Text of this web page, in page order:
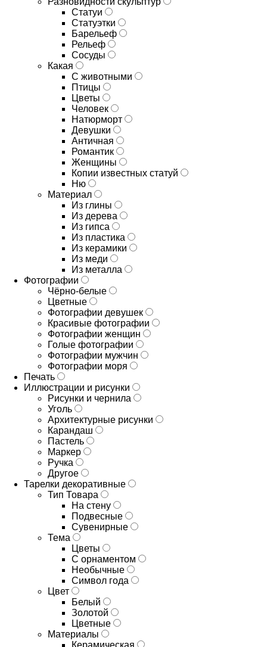
Статуи
Статуэтки
Барельеф
Рельеф
Сосуды
Какая
С животными
Птицы
Цветы
Человек
Натюрморт
Девушки
Античная
Романтик
Женщины
Копии известных статуй
Ню
Материал
Из глины
Из дерева
Из гипса
Из пластика
Из керамики
Из меди
Из металла
Фотографии
Чёрно-белые
Цветные
Фотографии девушек
Красивые фотографии
Фотографии женщин
Голые фотографии
Фотографии мужчин
Фотографии моря
Печать
Иллюстрации и рисунки
Рисунки и чернила
Уголь
Архитектурные рисунки
Карандаш
Пастель
Маркер
Ручка
Другое
Тарелки декоративные
Тип Товара
На стену
Подвесные
Сувенирные
Тема
Цветы
С орнаментом
Необычные
Символ года
Цвет
Белый
Золотой
Цветные
Материалы
Керамическая